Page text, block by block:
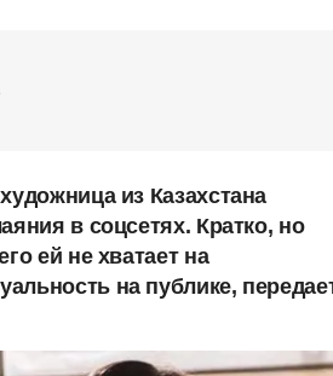
из Казахстана
в соцсетях. Кратко, но
ей не хватает на
на публике,